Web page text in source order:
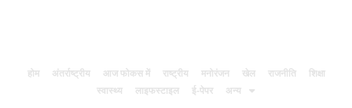
होम अंतर्राष्ट्रीय आज फोकस में राष्ट्रीय मनोरंजन खेल राजनीति
शिक्षा
स्वास्थ्य
लाइफस्टाइल ई-पेपर अन्य